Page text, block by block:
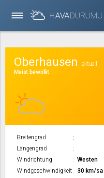
HAVADURUMU.
Oberhausen
aktuell
Meist bewölkt
Breitengrad
Längengrad
Windrichtung
Westen
Windgeschwindigkeit
30 km/sa